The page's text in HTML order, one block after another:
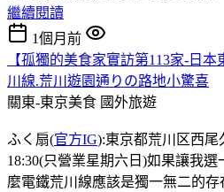
繼續閱讀
1個月前
【孤獨的美食家實訪第113家-日
川線.荒川遊園通りの路地小驚喜
關東-東京美食 國外旅遊
ふく扇(官方IG):東京都荒川区西尾
18:30(只營業星期六日)如果讓我
麼電鐵荒川線應該是獨一無二的